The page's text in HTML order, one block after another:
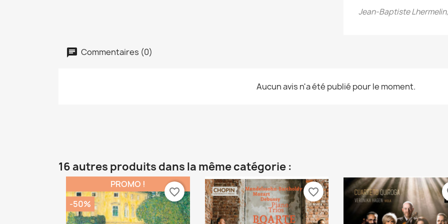
Jean-Baptiste
Commentaires (0)
Aucun avis n'a été publié pour le moment.
16 autres produits dans la même catégorie :
PROMO !
-50%
favorite_border favorite_border